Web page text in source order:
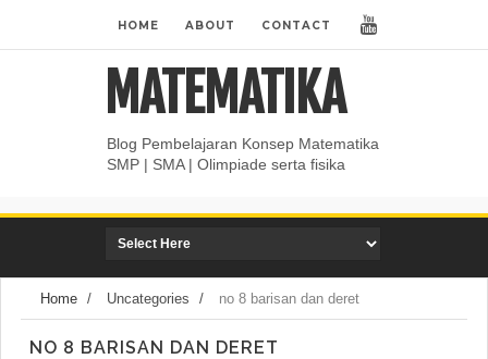
HOME ABOUT CONTACT
MATEMATIKA
Blog Pembelajaran Konsep Matematika
SMP | SMA | Olimpiade serta fisika
Home / Uncategories / no 8 barisan dan deret
NO 8 BARISAN DAN DERET